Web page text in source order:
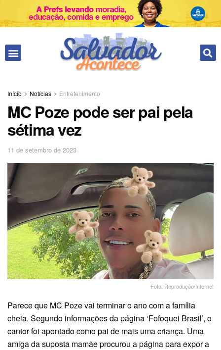
Início Notícias Entretenimento
MC Poze pode ser pai pela
sétima vez
11 de setembro de 2023
Foto: Reprodução/Internet
Parece que MC Poze vai terminar o ano com a família
cheia. Segundo informações da página ‘Fofoquei Brasil’, o
cantor foi apontado como pai de mais uma criança. Uma
amiga da suposta mamãe procurou a página para expor a